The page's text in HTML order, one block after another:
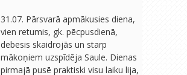
31.07. Pārsvarā apmākusies diena,
vien retumis, gk. pēcpusdienā,
debesis skaidrojās un starp
mākoņiem uzspīdēja Saule. Dienas
pirmajā pusē praktiski visu laiku lija,